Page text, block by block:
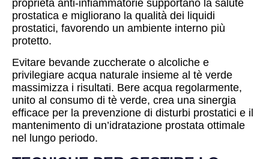
proprietà anti-infiammatorie supportano la salute
prostatica e migliorano la qualità dei liquidi
prostatici, favorendo un ambiente interno più
protetto.
Evitare bevande zuccherate o alcoliche e
privilegiare acqua naturale insieme al tè verde
massimizza i risultati. Bere acqua regolarmente,
unito al consumo di tè verde, crea una sinergia
efficace per la prevenzione di disturbi prostatici e il
mantenimento di un’idratazione prostata ottimale
nel lungo periodo.